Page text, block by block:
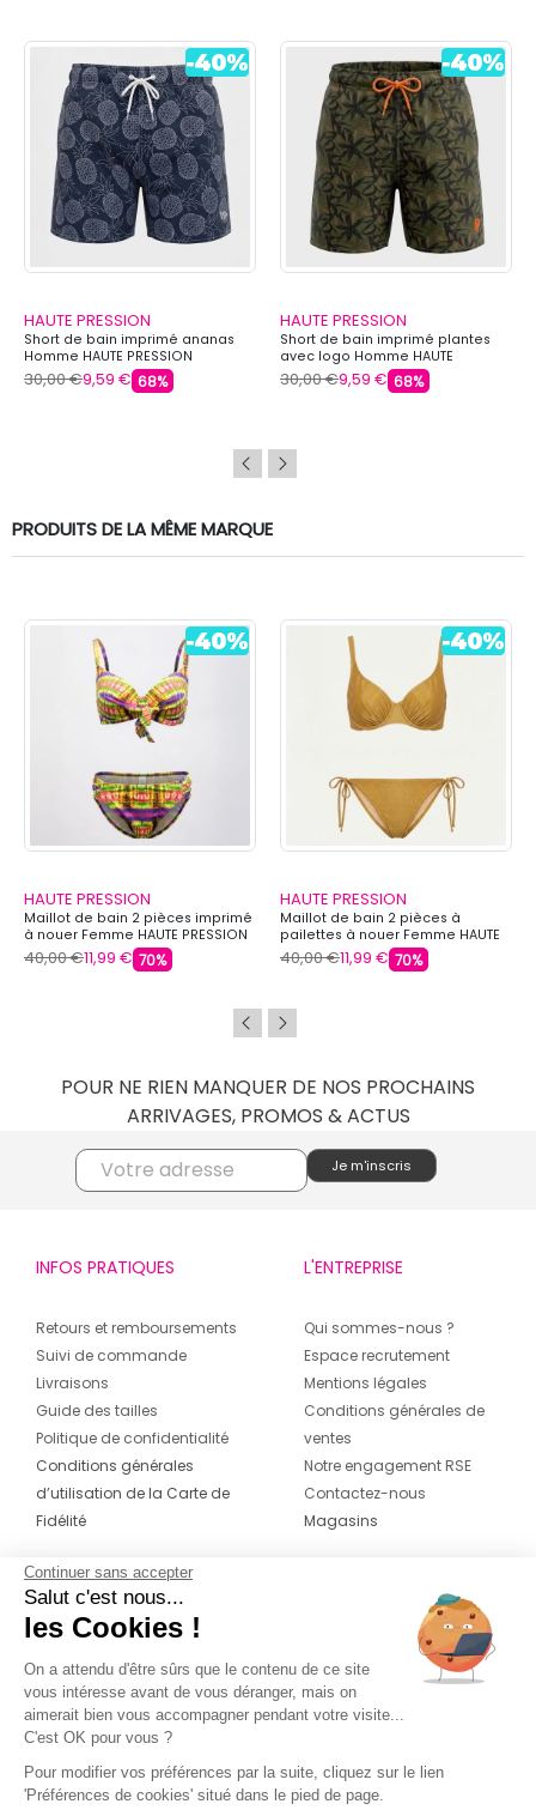
HAUTE PRESSION
Short de bain imprimé ananas
Homme HAUTE PRESSION
30,00 €9,59 € 68%
HAUTE PRESSION
Short de bain imprimé plantes
avec logo Homme HAUTE
PRESSION
30,00 €9,59 € 68%
PRODUITS DE LA MÊME MARQUE
HAUTE PRESSION
Maillot de bain 2 pièces imprimé
à nouer Femme HAUTE PRESSION
40,00 €11,99 € 70%
HAUTE PRESSION
Maillot de bain 2 pièces à
pailettes à nouer Femme HAUTE
PRESSION
40,00 €11,99 € 70%
POUR NE RIEN MANQUER DE NOS PROCHAINS
ARRIVAGES, PROMOS & ACTUS
INFOS PRATIQUES
Retours et remboursements
Suivi de commande
Livraisons
Guide des tailles
Politique de confidentialité
Conditions générales
d’utilisation de la Carte de
Fidélité
L'ENTREPRISE
Qui sommes-nous ?
Espace recrutement
Mentions légales
Conditions générales de
ventes
Notre engagement RSE
Contactez-nous
Magasins
CONTACT
04 42 20 78 42
Du lundi au jeudi de 8h30 à 16h30 & le
vendredi de 8h30 à 15h30
Continuer sans accepter
Salut c'est nous...
les Cookies !
On a attendu d'être sûrs que le contenu de ce site
vous intéresse avant de vous déranger, mais on
aimerait bien vous accompagner pendant votre visite...
C'est OK pour vous ?
Pour modifier vos préférences par la suite, cliquez sur le lien
'Préférences de cookies' situé dans le pied de page.